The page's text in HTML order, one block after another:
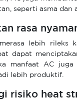
seperti asma dan
rasa
lebih rileks
dapat
manfaat AC juga
lebih produktif.
risiko heat